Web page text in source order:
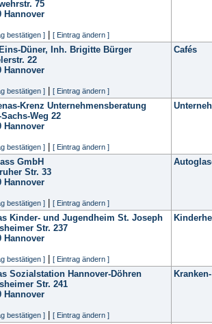
75
Hannover
bestätigen ] [ Eintrag ändern ]
Düner, Inh. Brigitte Bürger
22
Hannover
bestätigen ] [ Eintrag ändern ]
Cafés
Krenz Unternehmensberatung
Sachs-Weg 22
Hannover
bestätigen ] [ Eintrag ändern ]
GmbH
Str. 33
Hannover
bestätigen ] [ Eintrag ändern ]
Kinder- und Jugendheim St. Joseph
Str. 237
Hannover
bestätigen ] [ Eintrag ändern ]
Sozialstation Hannover-Döhren
Str. 241
Hannover
bestätigen ] [ Eintrag ändern ]